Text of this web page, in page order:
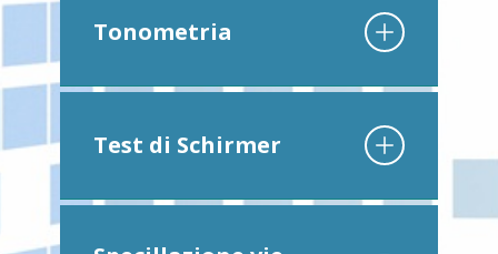
Tonometria
Test di Schirmer